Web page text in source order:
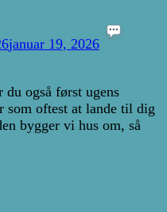
januar 19, 2026
også først ugens
som oftest at lande til dig
bygger vi hus om, så